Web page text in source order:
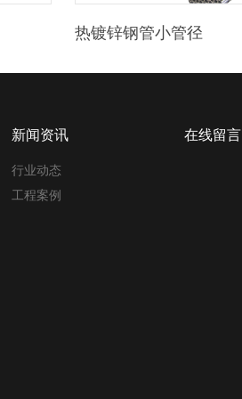
热镀锌钢管小管径
新闻资讯
行业动态
工程案例
在线留言